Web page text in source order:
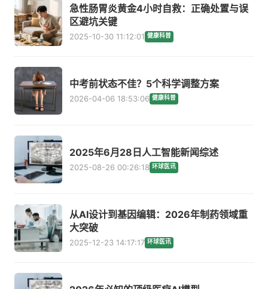
急性肠胃炎黄金4小时自救：正确处置与误
区避坑关键
2025-10-30 11:12:01 健康科普
中考前状态不佳？5个科学调整方案
2026-04-06 18:53:06 健康科普
2025年6月28日人工智能新闻综述
2025-08-26 00:26:18 环球医讯
从AI设计到基因编辑：2026年制药领域重
大突破
2025-12-23 14:17:17 环球医讯